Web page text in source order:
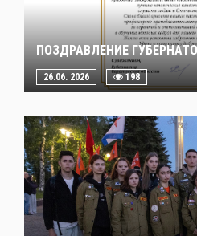
ПОЗДРАВЛЕНИЕ
26.06. 2026 198